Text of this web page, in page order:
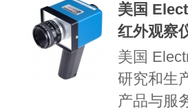
美国
红外观察
美国
研究和生
产品与服